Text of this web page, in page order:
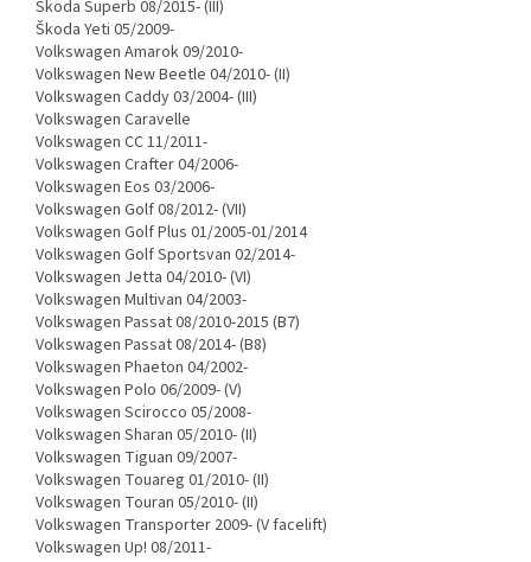
Škoda Superb 08/2015- (III)
Škoda Yeti 05/2009-
Volkswagen Amarok 09/2010-
Volkswagen New Beetle 04/2010- (II)
Volkswagen Caddy 03/2004- (III)
Volkswagen Caravelle
Volkswagen CC 11/2011-
Volkswagen Crafter 04/2006-
Volkswagen Eos 03/2006-
Volkswagen Golf 08/2012- (VII)
Volkswagen Golf Plus 01/2005-01/2014
Volkswagen Golf Sportsvan 02/2014-
Volkswagen Jetta 04/2010- (VI)
Volkswagen Multivan 04/2003-
Volkswagen Passat 08/2010-2015 (B7)
Volkswagen Passat 08/2014- (B8)
Volkswagen Phaeton 04/2002-
Volkswagen Polo 06/2009- (V)
Volkswagen Scirocco 05/2008-
Volkswagen Sharan 05/2010- (II)
Volkswagen Tiguan 09/2007-
Volkswagen Touareg 01/2010- (II)
Volkswagen Touran 05/2010- (II)
Volkswagen Transporter 2009- (V facelift)
Volkswagen Up! 08/2011-